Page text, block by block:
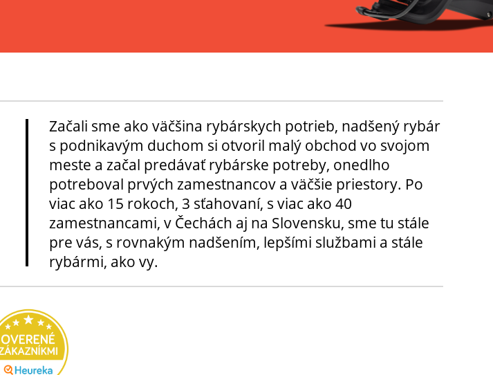
Začali sme ako väčšina rybárskych potrieb, nadšený rybár
s podnikavým duchom si otvoril malý obchod vo svojom
meste a začal predávať rybárske potreby, onedlho
potreboval prvých zamestnancov a väčšie priestory. Po
viac ako 15 rokoch, 3 sťahovaní, s viac ako 40
zamestnancami, v Čechách aj na Slovensku, sme tu stále
pre vás, s rovnakým nadšením, lepšími službami a stále
rybármi, ako vy.